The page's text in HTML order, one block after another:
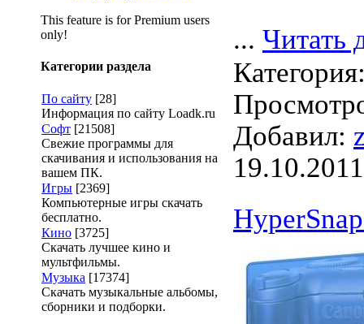
This feature is for Premium users
only!
Категории раздела
По сайту [28]
Информация по сайту Loadk.ru
Софт [21508]
Свежие программы для
скачивания и использования на
вашем ПК.
Игры [2369]
Компьютерные игры скачать
бесплатно.
Кино [3725]
Скачать лучшее кино и
мультфильмы.
Музыка [17374]
Скачать музыкальные альбомы,
сборники и подборки.
... Читать
Добавил:
19.10.2011